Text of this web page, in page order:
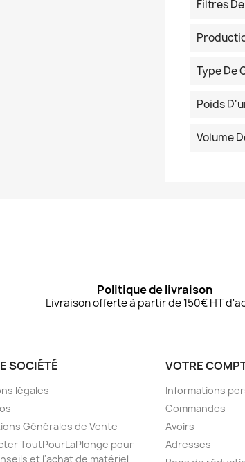
Filtres
Type De
Poids
Volume
Politique de livraison
Livraison offerte à partir de 150€ HT
SOCIÉTÉ
légales
Générales de Vente
ToutPourLaPlonge pour
et l'achat de matériel
VOTRE
Informations
Commandes
Avoirs
Adresses